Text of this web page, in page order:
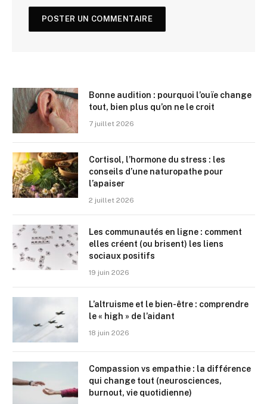
Bonne audition : pourquoi l’ouïe change
tout, bien plus qu’on ne le croit
7 juillet 2026
Cortisol, l’hormone du stress : les
conseils d’une naturopathe pour
l’apaiser
2 juillet 2026
Les communautés en ligne : comment
elles créent (ou brisent) les liens
sociaux positifs
19 juin 2026
L’altruisme et le bien-être : comprendre
le « high » de l’aidant
18 juin 2026
Compassion vs empathie : la différence
qui change tout (neurosciences,
burnout, vie quotidienne)